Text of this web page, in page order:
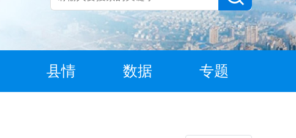
县情 数据 专题